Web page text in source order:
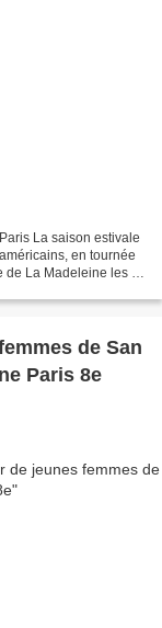
La saison estivale
en tournée
de La Madeleine les 3
Paris 8e